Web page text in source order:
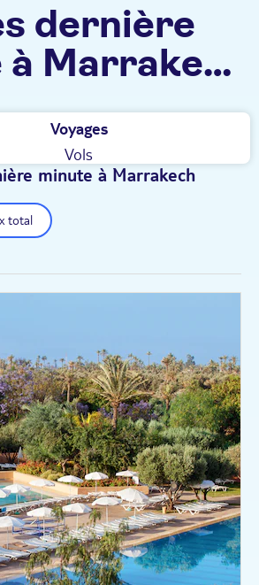
dernière
Marrakech
Voyages
Vols
minute à Marrakech
total